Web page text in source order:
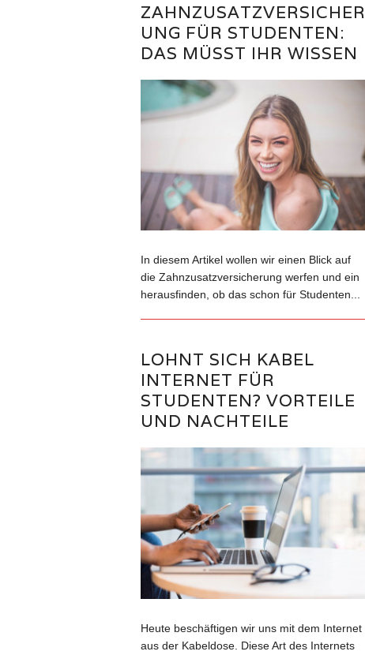
ZAHNZUSATZVERSICHER
UNG FÜR STUDENTEN:
DAS MÜSST IHR WISSEN
In diesem Artikel wollen wir einen Blick auf
die Zahnzusatzversicherung werfen und ein
herausfinden, ob das schon für Studenten...
LOHNT SICH KABEL
INTERNET FÜR
STUDENTEN? VORTEILE
UND NACHTEILE
Heute beschäftigen wir uns mit dem Internet
aus der Kabeldose. Diese Art des Internets